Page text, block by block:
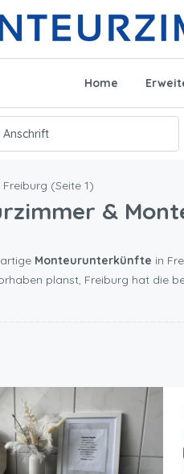
Home
Freiburg (Seite 1)
&
Monteurunterkünfte in
planst, Freiburg hat die